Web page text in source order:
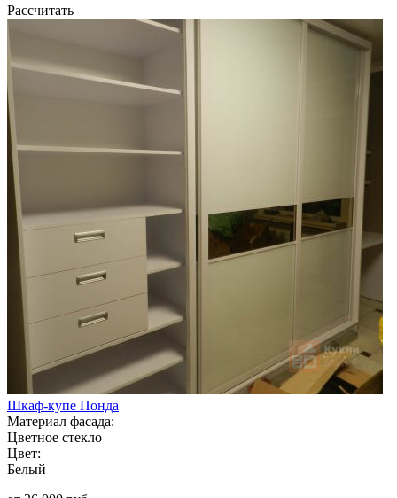
Рассчитать
Шкаф-купе Понда
Материал фасада:
Цветное стекло
Цвет:
Белый